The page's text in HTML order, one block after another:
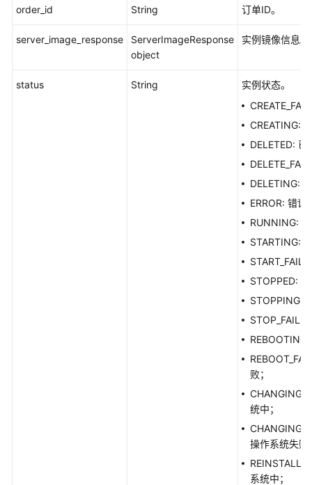
管
资
order_id String 订单ID。
server_image_response
ServerImageResponse
object
实例镜像信息。
status String
实例状态。
CREATING:
DELETED: 已
DELETING:
ERROR: 错误
RUNNING:
STARTING:
STOPPED:
STOPPING:
败；
统中；
操作系统失败
系统中；